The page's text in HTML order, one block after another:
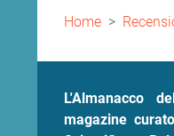
Briciole
Home
L'Almanacco
magazine